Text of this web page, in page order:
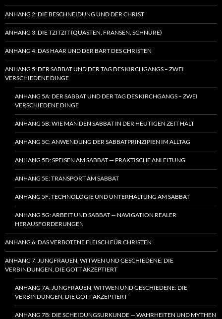
ANHANG 2: DIE BESCHNEIDUNG UND DER CHRIST
ANHANG 3: DIE TZITZIT (QUASTEN, FRANSEN, SCHNÜRE)
ANHANG 4: DAS HAAR UND DER BART DES CHRISTEN
ANHANG 5: DER SABBAT UND DER TAG DES KIRCHGANGS – ZWEI
VERSCHIEDENE DINGE
ANHANG 5A: DER SABBAT UND DER TAG DES KIRCHGANGS – ZWEI
VERSCHIEDENE DINGE
ANHANG 5B: WIE MAN DEN SABBAT IN DER HEUTIGEN ZEIT HÄLT
ANHANG 5C: ANWENDUNG DER SABBATPRINZIPIEN IM ALLTAG
ANHANG 5D: SPEISEN AM SABBAT — PRAKTISCHE ANLEITUNG
ANHANG 5E: TRANSPORT AM SABBAT
ANHANG 5F: TECHNOLOGIE UND UNTERHALTUNG AM SABBAT
ANHANG 5G: ARBEIT UND SABBAT — NAVIGATION REALER
HERAUSFORDERUNGEN
ANHANG 6: DAS VERBOTENE FLEISCH FÜR CHRISTEN
ANHANG 7: JUNGFRAUEN, WITWEN UND GESCHIEDENE: DIE
VERBINDUNGEN, DIE GOTT AKZEPTIERT
ANHANG 7A: JUNGFRAUEN, WITWEN UND GESCHIEDENE: DIE
VERBINDUNGEN, DIE GOTT AKZEPTIERT
ANHANG 7B: DIE SCHEIDUNGSURKUNDE — WAHRHEITEN UND MYTHEN